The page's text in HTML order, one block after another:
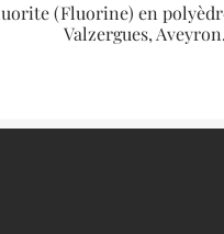
(Fluorine) en
Valzergues, Aveyron.